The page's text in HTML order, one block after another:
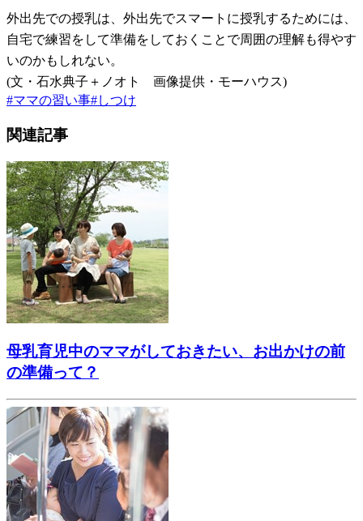
外出先での授乳は、外出先でスマートに授乳するためには、
自宅で練習をして準備をしておくことで周囲の理解も得やす
いのかもしれない。
(文・石水典子＋ノオト 画像提供・モーハウス)
#ママの習い事#しつけ
関連記事
母乳育児中のママがしておきたい、お出かけの前
の準備って？